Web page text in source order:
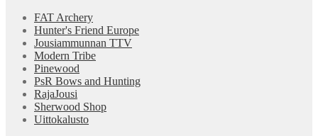
FAT Archery
Hunter's Friend Europe
Jousiammunnan TTV
Modern Tribe
Pinewood
PsR Bows and Hunting
RajaJousi
Sherwood Shop
Uittokalusto